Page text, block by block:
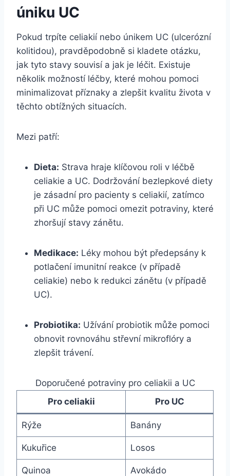
úniku UC
Pokud trpíte celiakií nebo únikem UC (ulcerózní
kolitidou), pravděpodobně si kladete otázku,
jak tyto stavy souvisí a jak je léčit. Existuje
několik možností léčby, které mohou pomoci
minimalizovat příznaky a zlepšit kvalitu života v
těchto obtížných situacích.
Mezi patří:
Dieta: Strava hraje klíčovou roli v léčbě
celiakie a UC. Dodržování bezlepkové diety
je zásadní pro pacienty s celiakií, zatímco
při UC může pomoci omezit potraviny, které
zhoršují stavy zánětu.
Medikace: Léky mohou být předepsány k
potlačení imunitní reakce (v případě
celiakie) nebo k redukci zánětu (v případě
UC).
Probiotika: Užívání probiotik může pomoci
obnovit rovnováhu střevní mikroflóry a
zlepšit trávení.
Doporučené potraviny pro celiakii a UC
Pro celiakii
Pro UC
Rýže Banány
Kukuřice Losos
Quinoa Avokádo